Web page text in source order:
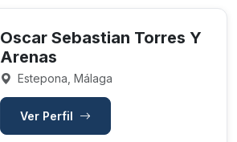
Oscar Sebastian Torres Y
Arenas
Estepona, Málaga
Ver Perfil